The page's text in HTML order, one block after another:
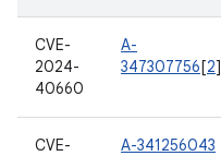
CVE-
2024-
40660
A-
347307756[2]
CVE-
A-341256043